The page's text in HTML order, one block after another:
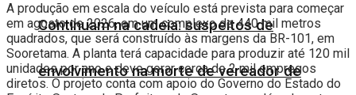
Continuam na cadeia: suspeitos de
envolvimento na morte de vereador de
A produção em escala do veículo está prevista para começar
em agosto de 2026, em um complexo de 440 mil metros
quadrados, que será construído às margens da BR-101, em
Sooretama. A planta terá capacidade para produzir até 120 mil
unidades por ano e deve gerar cerca de 2 mil empregos
diretos. O projeto conta com apoio do Governo do Estado do